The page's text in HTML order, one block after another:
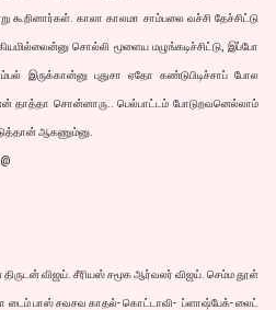
கூறினார்கள். காலா காலமா சாம்பலை வச்சி தேச்சிட்டு
சொல்லி மூளைய மழுங்கடிச்சிட்டு, இப்போ
இருக்கான்னு புதுசா ஏதோ கண்டுபிடிச்சாப் போல
தாத்தா சொன்னாரு.. பெல்பாட்டம் போடுறவனெல்லாம்
ஆகணும்னு.
விஜய். சீரியஸ் சமூக ஆர்வலர் விஜய். செம்ம தூள்
டைம் பாஸ் சவசவ காதல்- கொட்டாவி- ப்ளாஷ்பேக்- லைட்